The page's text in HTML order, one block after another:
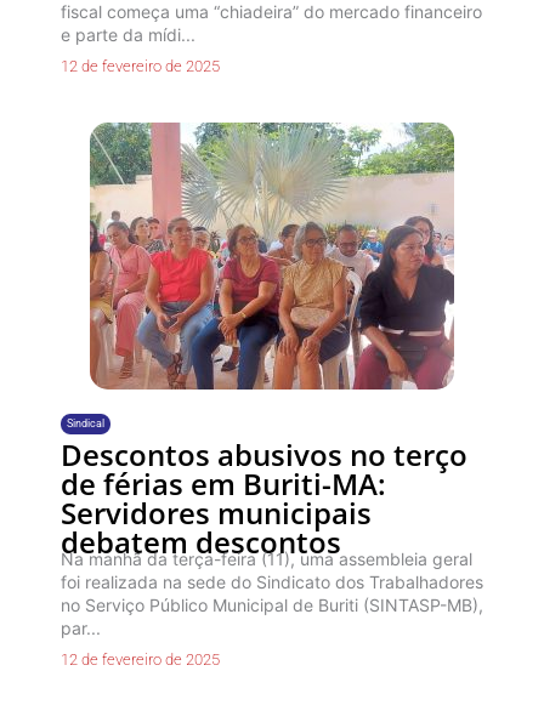
fiscal começa uma “chiadeira” do mercado financeiro
e parte da mídi...
12 de fevereiro de 2025
Sindical
Descontos abusivos no terço
de férias em Buriti-MA:
Servidores municipais
debatem descontos
Na manhã da terça-feira (11), uma assembleia geral
foi realizada na sede do Sindicato dos Trabalhadores
no Serviço Público Municipal de Buriti (SINTASP-MB),
par...
12 de fevereiro de 2025